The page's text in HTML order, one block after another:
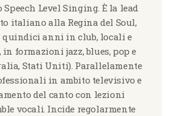
Level Singing. È la lead
italiano alla Regina del Soul,
quindici anni in club, locali e
formazioni jazz, blues, pop e
Stati Uniti). Parallelamente
in ambito televisivo e
del canto con lezioni
vocali. Incide regolarmente